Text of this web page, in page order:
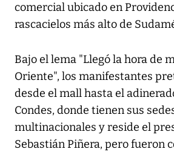
comercial ubicado en
rascacielos más alto de
Bajo el lema "Llegó la hora de
Oriente", los manifestantes
desde el mall hasta el
Condes, donde tienen sus
multinacionales y reside el
Sebastián Piñera, pero fueron